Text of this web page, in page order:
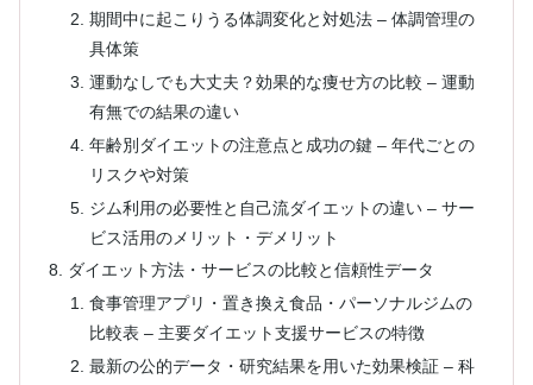
期間中に起こりうる体調変化と対処法 – 体調管理の
具体策
運動なしでも大丈夫？効果的な痩せ方の比較 – 運動
有無での結果の違い
年齢別ダイエットの注意点と成功の鍵 – 年代ごとの
リスクや対策
ジム利用の必要性と自己流ダイエットの違い – サー
ビス活用のメリット・デメリット
ダイエット方法・サービスの比較と信頼性データ
食事管理アプリ・置き換え食品・パーソナルジムの
比較表 – 主要ダイエット支援サービスの特徴
最新の公的データ・研究結果を用いた効果検証 – 科